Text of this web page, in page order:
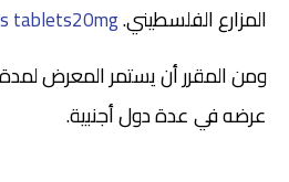
المزارع الفلسطيني.tablets20mg
عرضه في عدة دول أجنبية.